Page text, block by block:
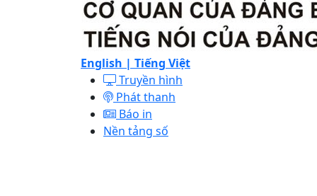
English | Tiếng Việt
Truyền hình
Phát thanh
Báo in
Nền tảng số